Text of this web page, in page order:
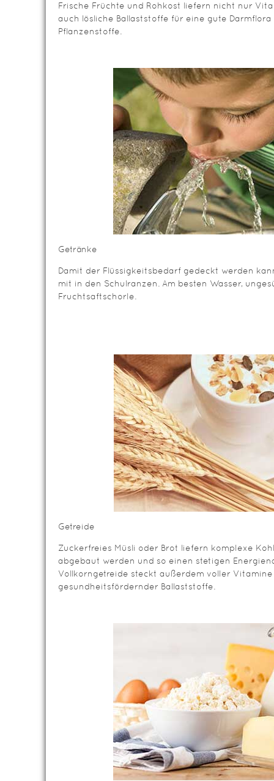
Frische Früchte und Rohkost liefern nicht nur
auch lösliche Ballaststoffe für eine gute
Pflanzenstoffe.
Getränke
Damit der Flüssigkeitsbedarf gedeckt werden
mit in den Schulranzen. Am besten Wasser,
Fruchtsaftschorle.
Getreide
Zuckerfreies Müsli oder Brot liefern komplexe
abgebaut werden und so einen stetigen
Vollkorngetreide steckt außerdem voller
gesundheitsfördernder Ballaststoffe.